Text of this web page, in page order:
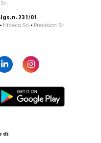
n. 231/01
• Hideco Srl • Precision Srl
di